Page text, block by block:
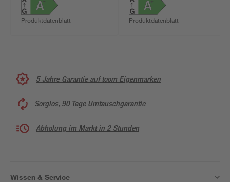
Produktdatenblatt Produktdatenblatt
5 Jahre Garantie auf toom Eigenmarken
Sorglos, 90 Tage Umtauschgarantie
Abholung im Markt in 2 Stunden
Wissen & Service